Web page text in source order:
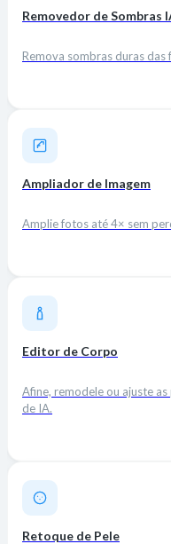
Removedor de Sombras
Remova sombras duras
Ampliador de Imagem
Amplie fotos até 4× sem
Editor de Corpo
Afine, remodele ou ajuste
de IA.
Retoque de Pele